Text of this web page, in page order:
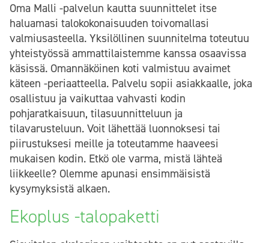
Oma Malli -palvelun kautta suunnittelet itse
haluamasi talokokonaisuuden toivomallasi
valmiusasteella. Yksilöllinen suunnitelma toteutuu
yhteistyössä ammattilaistemme kanssa osaavissa
käsissä. Omannäköinen koti valmistuu avaimet
käteen -periaatteella. Palvelu sopii asiakkaalle, joka
osallistuu ja vaikuttaa vahvasti kodin
pohjaratkaisuun, tilasuunnitteluun ja
tilavarusteluun. Voit lähettää luonnoksesi tai
piirustuksesi meille ja toteutamme haaveesi
mukaisen kodin. Etkö ole varma, mistä lähteä
liikkeelle? Olemme apunasi ensimmäisistä
kysymyksistä alkaen.
Ekoplus -talopaketti